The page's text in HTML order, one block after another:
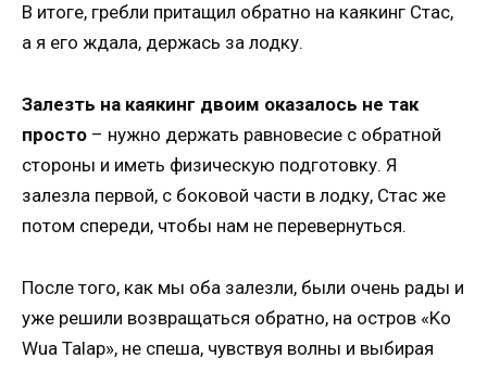
В итоге, гребли притащил обратно на каякинг Стас,
а я его ждала, держась за лодку.
Залезть на каякинг двоим оказалось не так
просто – нужно держать равновесие с обратной
стороны и иметь физическую подготовку. Я
залезла первой, с боковой части в лодку, Стас же
потом спереди, чтобы нам не перевернуться.
После того, как мы оба залезли, были очень рады и
уже решили возвращаться обратно, на остров «Ko
Wua Talap», не спеша, чувствуя волны и выбирая